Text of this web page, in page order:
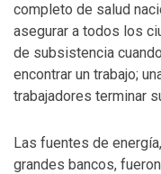
completo de salud
asegurar a todos los
de subsistencia
encontrar un trabajo;
trabajadores terminar
Las fuentes de
grandes bancos,